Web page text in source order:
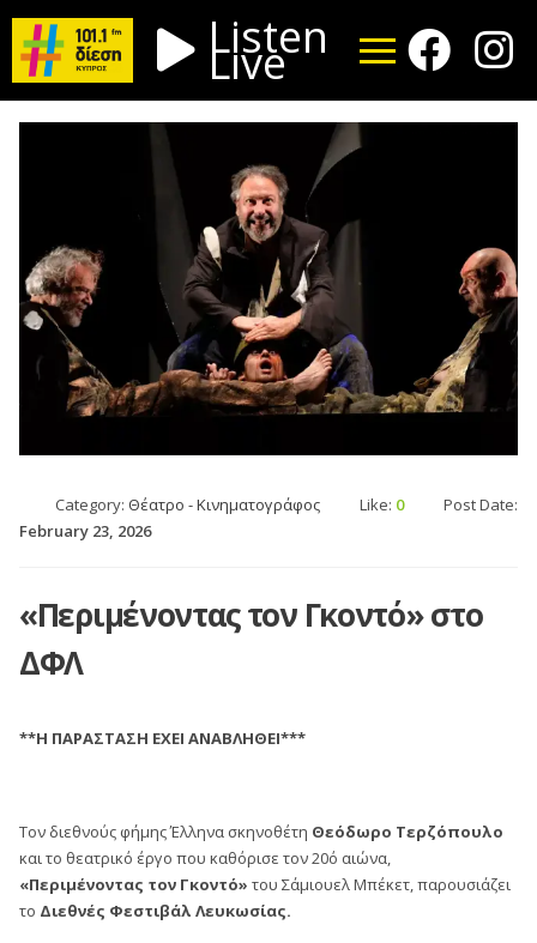
Listen
Live
Category: Θέατρο - Κινηματογράφος Like: 0
Post Date:
February 23, 2026
«Περιμένοντας τον Γκοντό» στο
ΔΦΛ
**Η ΠΑΡΑΣΤΑΣΗ ΕΧΕΙ ΑΝΑΒΛΗΘΕΙ***
Τον διεθνούς φήμης Έλληνα σκηνοθέτη Θεόδωρο Τερζόπουλο
και το θεατρικό έργο που καθόρισε τον 20ό αιώνα,
«Περιμένοντας τον Γκοντό» του Σάμιουελ Μπέκετ, παρουσιάζει
το Διεθνές Φεστιβάλ Λευκωσίας.